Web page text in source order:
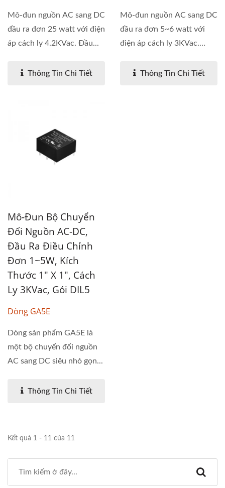
Mô-đun nguồn AC sang DC
đầu ra đơn 25 watt với điện
áp cách ly 4.2KVac. Đầu...
Thông Tin Chi Tiết
Mô-đun nguồn AC sang DC
đầu ra đơn 5~6 watt với
điện áp cách ly 3KVac.
Thông Tin Chi Tiết
Mô-Đun Bộ Chuyển
Đổi Nguồn AC-DC,
Đầu Ra Điều Chỉnh
Đơn 1~5W, Kích
Thước 1" X 1", Cách
Ly 3KVac, Gói DIL5
Dòng GA5E
Dòng sản phẩm GA5E là
một bộ chuyển đổi nguồn
AC sang DC siêu nhỏ gọn...
Thông Tin Chi Tiết
Kết quả 1 - 11 của 11